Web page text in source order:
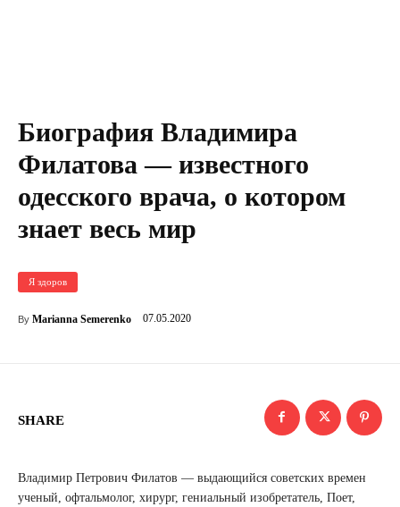
Биография Владимира
Филатова — известного
одесского врача, о котором
знает весь мир
Я здоров
By Marianna Semerenko 07.05.2020
SHARE
Владимир Петрович Филатов — выдающийся советских времен
ученый, oфтальмолог, хирург, гениальный изобретатель, Поeт,